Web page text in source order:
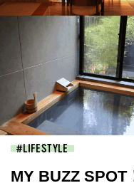
LIFESTYLE
MY BUZZ SPOT